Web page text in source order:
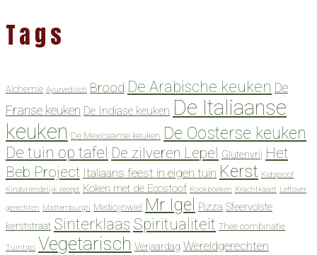
Tags
Alchemie Ayurvedisch Brood De Arabische keuken De
Franse keuken De Indiase keuken De Italiaanse
keuken De Mexicaanse keuken De Oosterse keuken
De tuin op tafel De zilveren Lepel Glutenvrij Het
Beb Project Italiaans feest in eigen tuin Kerst Kidsproof
Kindvriendelijk recept Koken met de Ecostoof Kookboeken Krachtkaart Leftover
gerechten Mattemburgh Medicijnwiel Mr Igel Pizza Sfeervolste
kerststraat Sinterklaas Spiritualiteit Thee combinatie
Tuintips Vegetarisch Verjaardag Wereldgerechten